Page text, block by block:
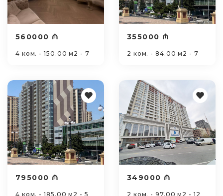
560000 ₼
4 ком. - 150.00 м2 - 7
355000 ₼
2 ком. - 84.00 м2 - 7
795000 ₼
4 ком. - 185.00 м2 - 5
349000 ₼
2 ком. - 97.00 м2 - 12